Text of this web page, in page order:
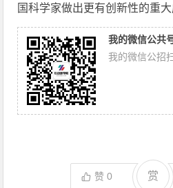
国科学家做出更有创新性的重大
我的微信公共
我的微信公招
赞0 赏